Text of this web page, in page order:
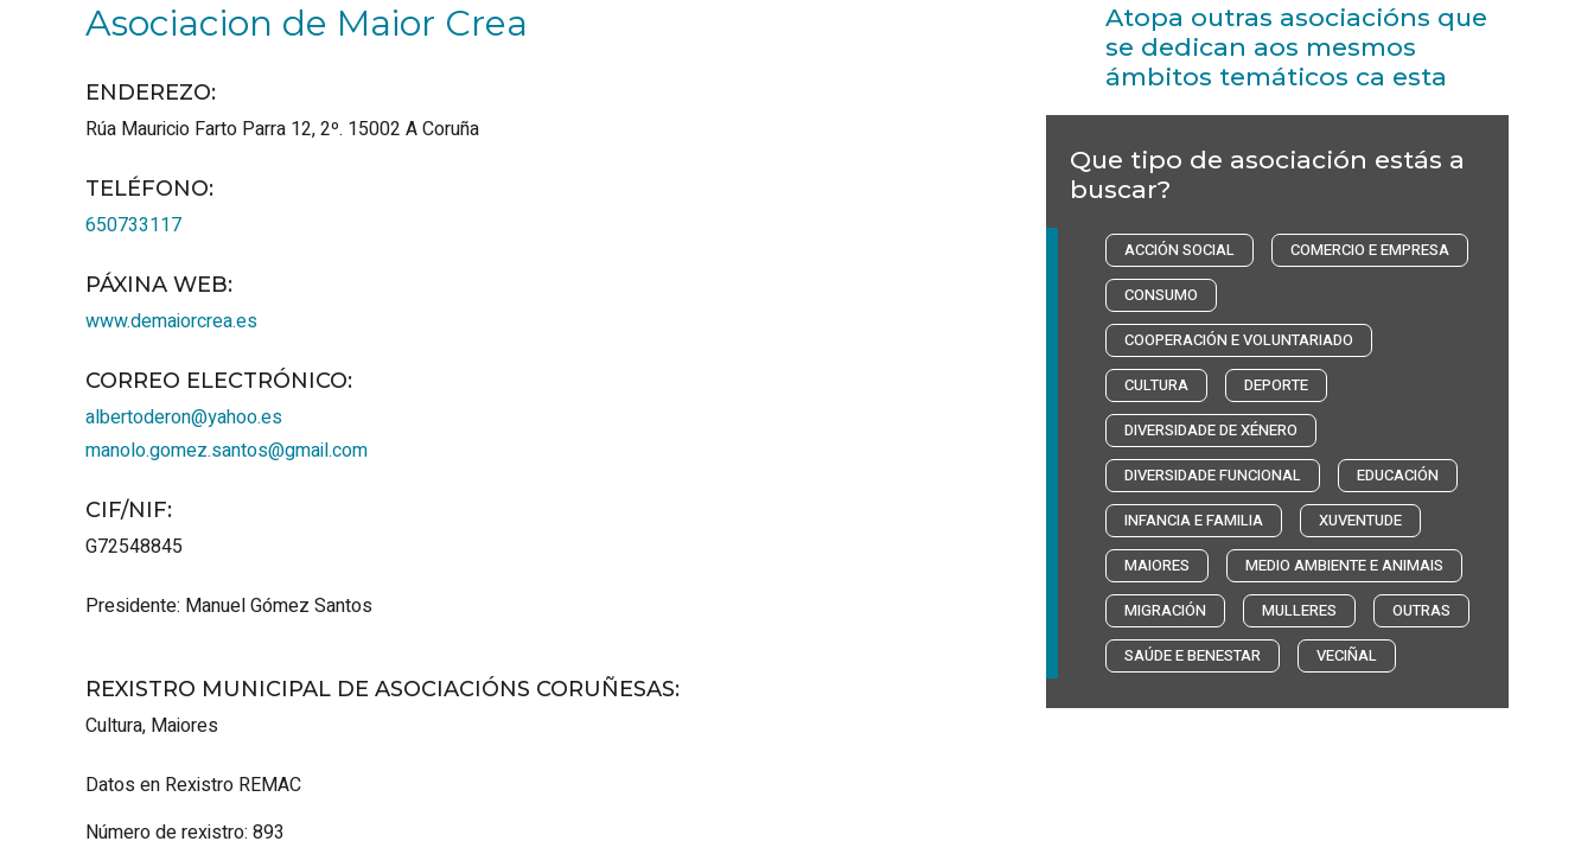
Asociacion de Maior Crea
ENDEREZO:
Rúa Mauricio Farto Parra 12, 2º. 15002 A Coruña
TELÉFONO:
650733117
PÁXINA WEB:
www.demaiorcrea.es
CORREO ELECTRÓNICO:
albertoderon@yahoo.es
manolo.gomez.santos@gmail.com
CIF/NIF:
G72548845
Presidente: Manuel Gómez Santos
REXISTRO MUNICIPAL DE ASOCIACIÓNS CORUÑESAS:
Cultura, Maiores
Datos en Rexistro REMAC
Número de rexistro: 893
Atopa outras asociacións que
se dedican aos mesmos
ámbitos temáticos ca esta
Que tipo de asociación estás a
buscar?
ACCIÓN SOCIAL
COMERCIO E EMPRESA
CONSUMO
COOPERACIÓN E VOLUNTARIADO
CULTURA
DEPORTE
DIVERSIDADE DE XÉNERO
DIVERSIDADE FUNCIONAL
EDUCACIÓN
INFANCIA E FAMILIA
XUVENTUDE
MAIORES
MEDIO AMBIENTE E ANIMAIS
MIGRACIÓN
MULLERES
OUTRAS
SAÚDE E BENESTAR
VECIÑAL